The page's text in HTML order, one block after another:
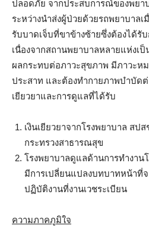
ปลอดภัย จากประสบการณ์ของพยา
ระหว่างนำส่งผู้ป่วยด้วยรถพยาบาลเ
รับบาดเจ็บที่ขาข้างซ้ายซึ่งต้องได้รั
เนื่องจากสถานพยาบาลหลายแห่งเ
ผลกระทบต่อภาวะสุขภาพ มีภาวะห
ประสาท และต้องทำกายภาพบำบัด
เยียวยาและการดูแลที่ได้รับ
เงินเยียวยาจากโรงพยาบาล สป
กระทรวงสาธารณสุข
โรงพยาบาลดูแลด้านการทำงาน
มีการเปลี่ยนแปลงบทบาทหน้าที่
ปฏิบัติงานที่งานเวชระเบียน
ความภาคภูมิใจ